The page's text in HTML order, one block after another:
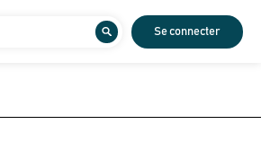
Se connecter